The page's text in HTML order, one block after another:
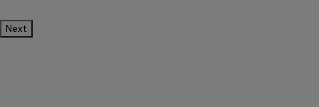
Next